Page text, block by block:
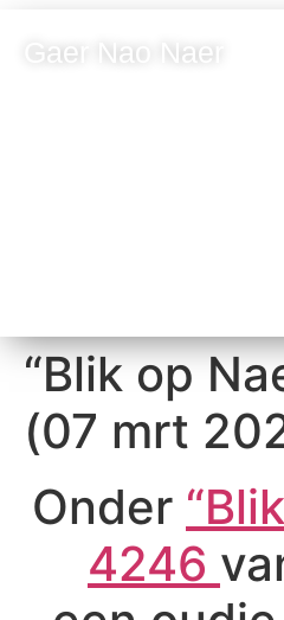
Gaer Nao Naer
“Blik op
(07 mrt
Onder
4246